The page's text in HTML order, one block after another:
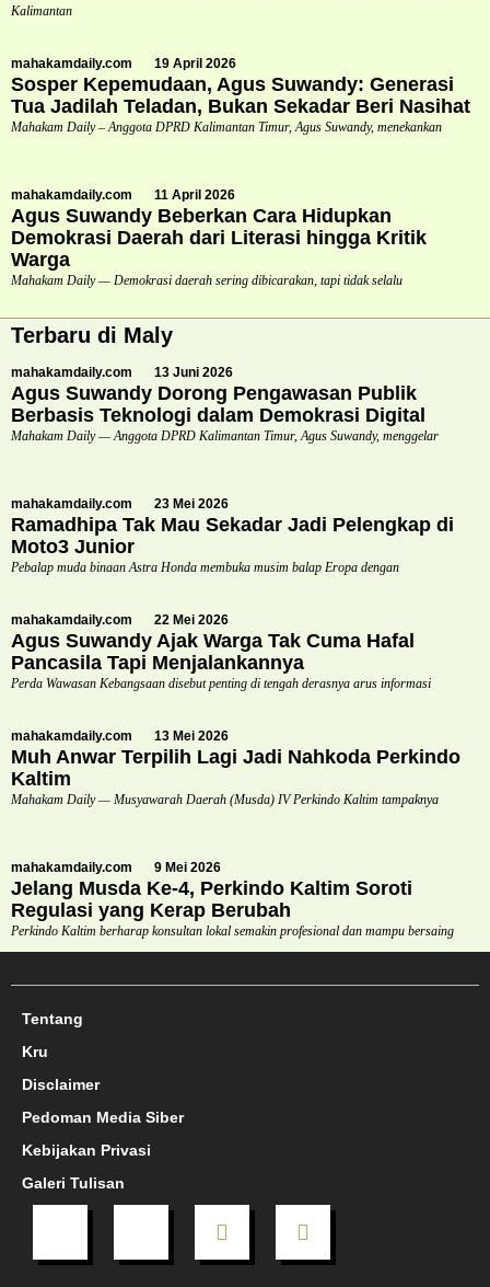
Kalimantan
mahakamdaily.com 19 April 2026
Sosper Kepemudaan, Agus Suwandy: Generasi
Tua Jadilah Teladan, Bukan Sekadar Beri Nasihat
Mahakam Daily – Anggota DPRD Kalimantan Timur, Agus Suwandy, menekankan
mahakamdaily.com 11 April 2026
Agus Suwandy Beberkan Cara Hidupkan
Demokrasi Daerah dari Literasi hingga Kritik
Warga
Mahakam Daily — Demokrasi daerah sering dibicarakan, tapi tidak selalu
Terbaru di Maly
mahakamdaily.com 13 Juni 2026
Agus Suwandy Dorong Pengawasan Publik
Berbasis Teknologi dalam Demokrasi Digital
Mahakam Daily — Anggota DPRD Kalimantan Timur, Agus Suwandy, menggelar
mahakamdaily.com 23 Mei 2026
Ramadhipa Tak Mau Sekadar Jadi Pelengkap di
Moto3 Junior
Pebalap muda binaan Astra Honda membuka musim balap Eropa dengan
mahakamdaily.com 22 Mei 2026
Agus Suwandy Ajak Warga Tak Cuma Hafal
Pancasila Tapi Menjalankannya
Perda Wawasan Kebangsaan disebut penting di tengah derasnya arus informasi
mahakamdaily.com 13 Mei 2026
Muh Anwar Terpilih Lagi Jadi Nahkoda Perkindo
Kaltim
Mahakam Daily — Musyawarah Daerah (Musda) IV Perkindo Kaltim tampaknya
mahakamdaily.com 9 Mei 2026
Jelang Musda Ke-4, Perkindo Kaltim Soroti
Regulasi yang Kerap Berubah
Perkindo Kaltim berharap konsultan lokal semakin profesional dan mampu bersaing
Tentang
Kru
Disclaimer
Pedoman Media Siber
Kebijakan Privasi
Galeri Tulisan